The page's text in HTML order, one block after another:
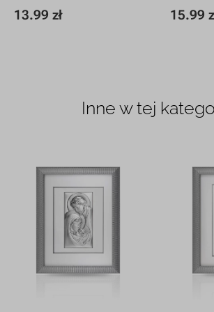
13.99 zł
15 x 15 cm 15.99
19,5 x 19,5
Inne w tej